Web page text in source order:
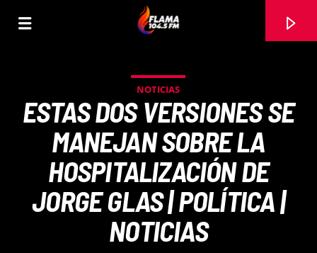
NOTICIAS
ESTAS DOS VERSIONES SE
MANEJAN SOBRE LA
HOSPITALIZACIÓN DE
JORGE GLAS | POLÍTICA |
NOTICIAS